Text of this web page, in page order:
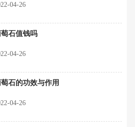
04-26
石值钱吗
04-26
石的功效与作用
04-26